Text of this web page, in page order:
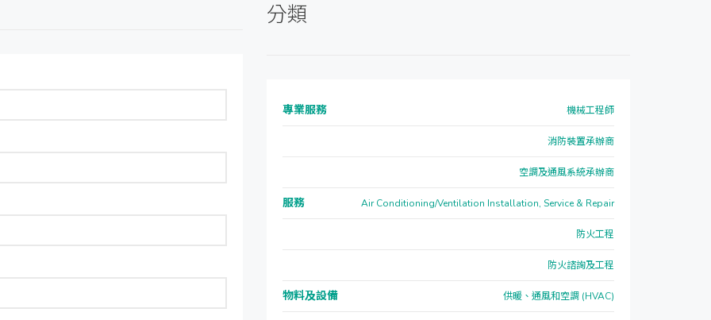
分類
專業服務 機械工程師
消防裝置承辦商
空調及通風系統承辦商
服務 Air Conditioning/Ventilation Installation, Service & Repair
防火工程
防火諮詢及工程
物料及設備 供暖、通風和空調 (HVAC)